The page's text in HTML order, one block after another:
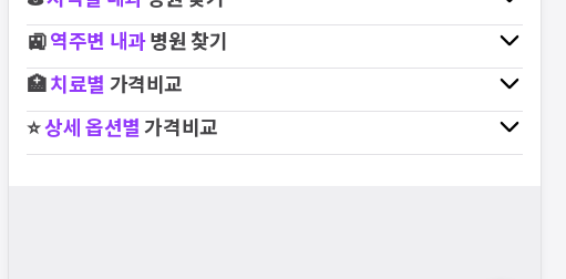
🚉역주변 내과병원 찾기
🏥치료별 가격비교
⭐상세 옵션별가격비교